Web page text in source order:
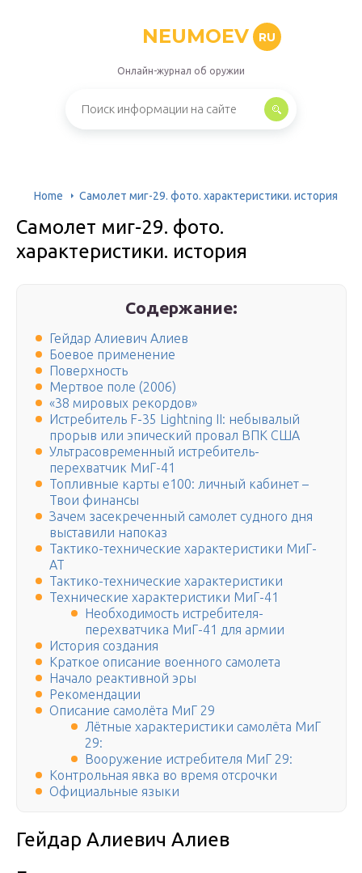
NEUMOEV RU
Онлайн-журнал об оружии
Home Самолет миг-29. фото. характеристики. история
Самолет миг-29. фото.
характеристики. история
Содержание:
Гейдар Алиевич Алиев
Боевое применение
Поверхность
Мертвое поле (2006)
«38 мировых рекордов»
Истребитель F-35 Lightning II: небывалый
прорыв или эпический провал ВПК США
Ультрасовременный истребитель-
перехватчик МиГ-41
Топливные карты е100: личный кабинет –
Твои финансы
Зачем засекреченный самолет судного дня
выставили напоказ
Тактико-технические характеристики МиГ-
АТ
Тактико-технические характеристики
Технические характеристики МиГ-41
Необходимость истребителя-
перехватчика МиГ-41 для армии
История создания
Краткое описание военного самолета
Начало реактивной эры
Рекомендации
Описание самолёта МиГ 29
Лётные характеристики самолёта МиГ
29:
Вооружение истребителя МиГ 29:
Контрольная явка во время отсрочки
Официальные языки
Гейдар Алиевич Алиев